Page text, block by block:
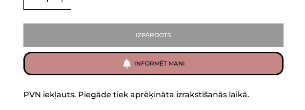
IZPĀRDOTS
INFORMĒT MANI
PVN iekļauts. Piegāde tiek aprēķināta izrakstīšanās laikā.